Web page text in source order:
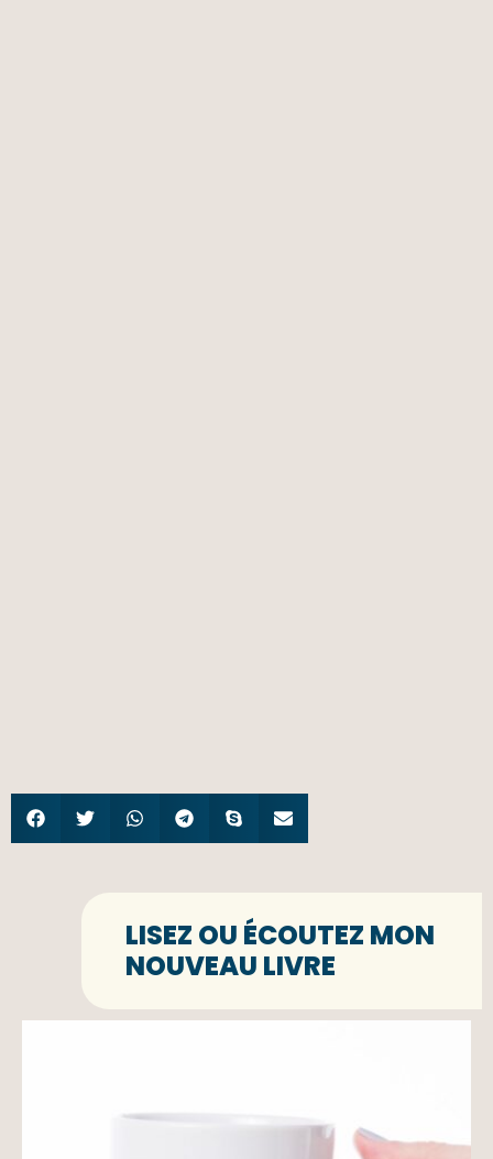
LISEZ OU ÉCOUTEZ MON
NOUVEAU LIVRE